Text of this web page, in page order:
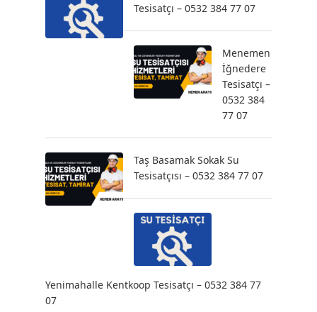
Tesisatçı – 0532 384 77 07
Menemen
İğnedere
Tesisatçı –
0532 384
77 07
Taş Basamak Sokak Su
Tesisatçısı – 0532 384 77 07
Yenimahalle Kentkoop Tesisatçı – 0532 384 77
07